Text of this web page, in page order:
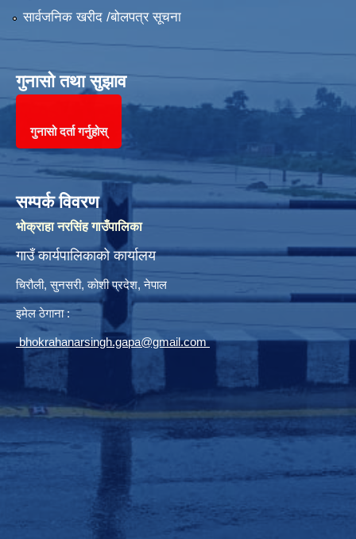
सार्वजनिक खरीद /बोलपत्र सूचना
गुनासो तथा सुझाव
गुनासो दर्ता गर्नुहोस्
सम्पर्क विवरण
भोक्राहा नरसिंह गाउँपालिका
गाउँ कार्यपालिकाको कार्यालय
चिरौली, सुनसरी, कोशी प्रदेश, नेपाल
इमेल ठेगाना :
bhokrahanarsingh.gapa@gmail.com